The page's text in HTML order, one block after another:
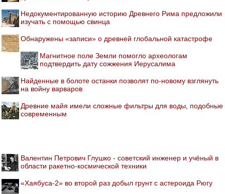
Недокументированную историю Древнего Рима предложили
изучать с помощью свинца
Обнаружены «записи» о древней глобальной катастрофе
Магнитное поле Земли помогло археологам
подтвердить дату сожжения Иерусалима
Найденные в болоте останки позволят по-новому взглянуть
на войну варваров
Древние майя имели сложные фильтры для воды, подобные
современным
Валентин Петрович Глушко - советский инженер и учёный в
области ракетно-космической техники
«Хаябуса-2» во второй раз добыл грунт с астероида Рюгу